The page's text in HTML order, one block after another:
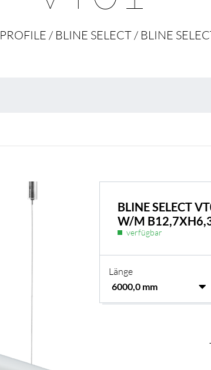
BL Shine Netzteile
BL Netzteile Basic
BL Netzteile Dimmbar
/ BLINE SELECT / BLINE
BLINE SELECT
W/M
verfügbar
Länge